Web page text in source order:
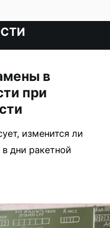
в
при
изменится ли
дни ракетной